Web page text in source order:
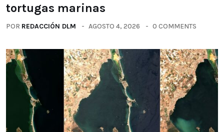
tortugas marinas
POR REDACCIÓN DLM AGOSTO 4, 2026 0 COMMENTS